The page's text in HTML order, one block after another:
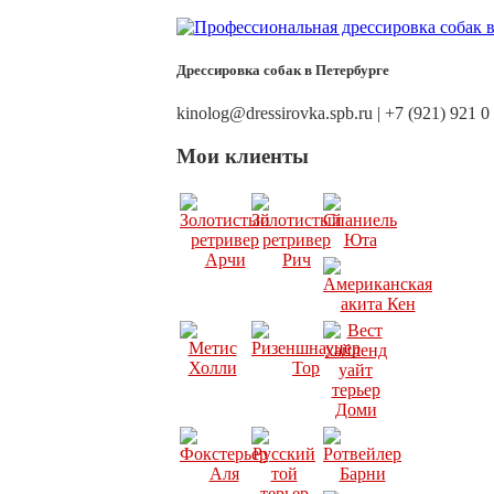
Дрессировка собак в Петербурге
kinolog@dressirovka.spb.ru | +7 (921) 921 0
Мои клиенты